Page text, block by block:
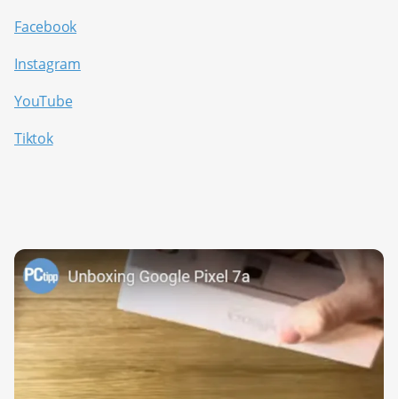
Facebook
Instagram
YouTube
Tiktok